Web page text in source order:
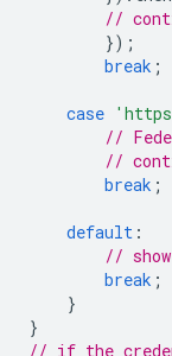
//
});
break ;
case
//
//
break ;
default :
//
break ;
}
}
// if the